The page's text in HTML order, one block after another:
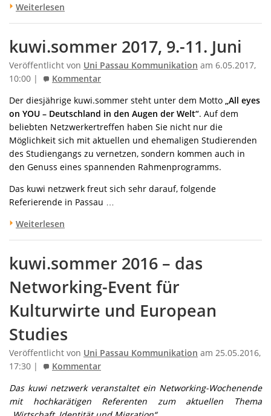
Weiterlesen
kuwi.sommer 2017, 9.-11. Juni
Veröffentlicht von Uni Passau Kommunikation am 6.05.2017,
10:00 |
Kommentar
Der diesjährige kuwi.sommer steht unter dem Motto „All eyes
on YOU – Deutschland in den Augen der Welt“. Auf dem
beliebten Netzwerkertreffen haben Sie nicht nur die
Möglichkeit sich mit aktuellen und ehemaligen Studierenden
des Studiengangs zu vernetzen, sondern kommen auch in
den Genuss eines spannenden Rahmenprogramms.
Das kuwi netzwerk freut sich sehr darauf, folgende
Referierende in Passau …
Weiterlesen
kuwi.sommer 2016 – das
Networking-Event für
Kulturwirte und European
Studies
Veröffentlicht von Uni Passau Kommunikation am 25.05.2016,
17:30 |
Kommentar
Das kuwi netzwerk veranstaltet ein Networking-Wochenende
mit hochkarätigen Referenten zum aktuellen Thema